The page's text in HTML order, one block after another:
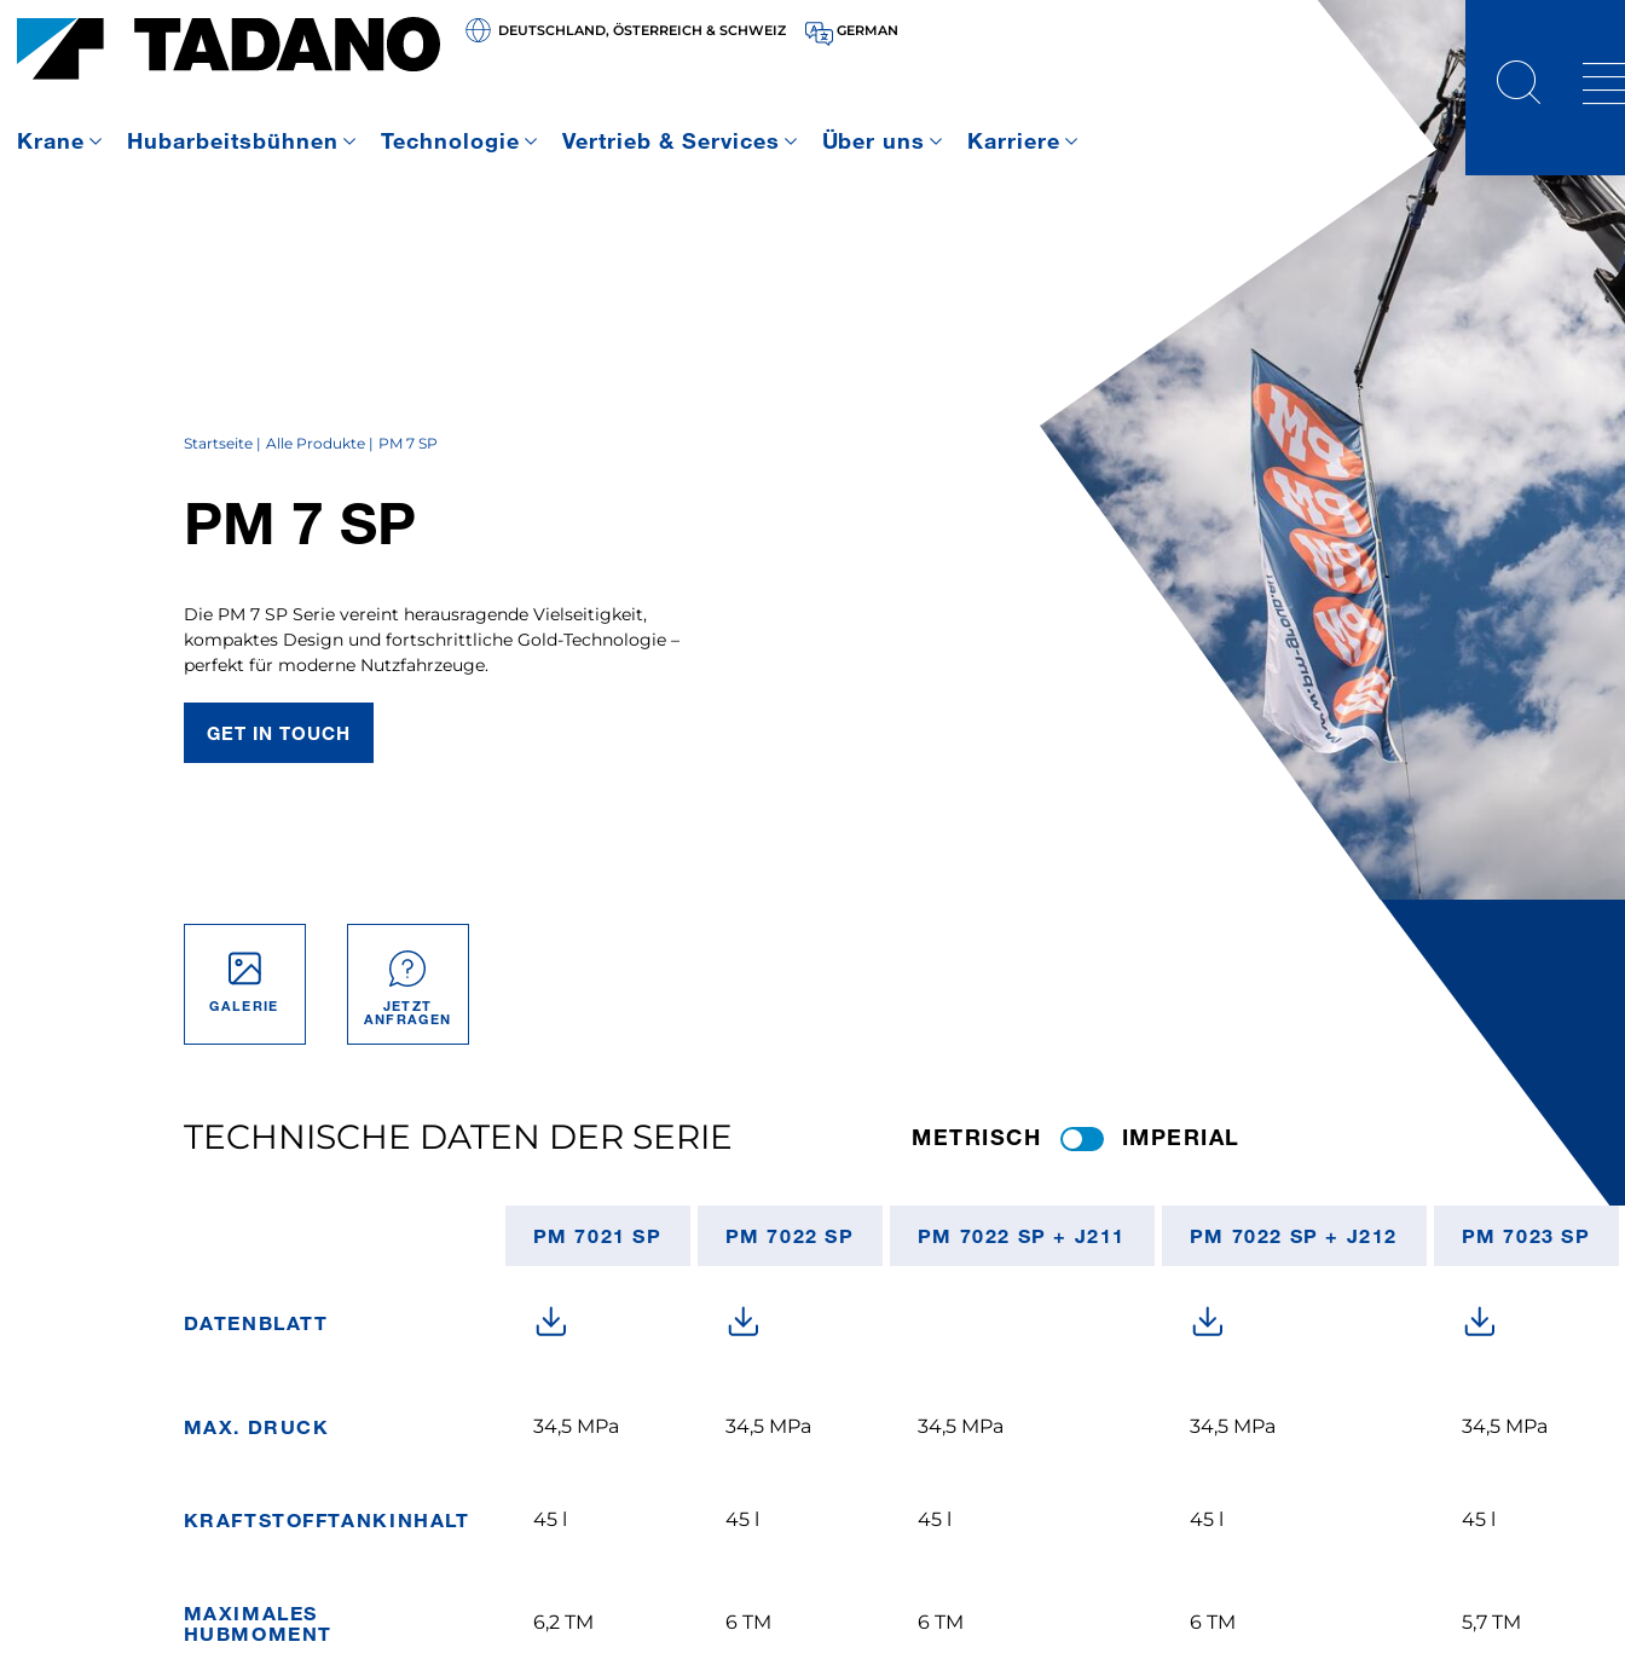
DEUTSCHLAND, ÖSTERREICH & SCHWEIZ GERMAN
Krane Hubarbeitsbühnen Technologie Vertrieb & Services Über uns Karriere
Startseite Alle Produkte PM 7 SP
PM 7 SP
Die PM 7 SP Serie vereint herausragende Vielseitigkeit,
kompaktes Design und fortschrittliche Gold-Technologie –
perfekt für moderne Nutzfahrzeuge.
GET IN TOUCH
GALERIE JETZT
ANFRAGEN
TECHNISCHE DATEN DER SERIE METRISCH IMPERIAL
PM 7021 SP PM 7022 SP PM 7022 SP + J211 PM 7022 SP + J212 PM 7023 SP
DATENBLATT
MAX. DRUCK 34,5 MPa 34,5 MPa 34,5 MPa 34,5 MPa 34,5 MPa
KRAFTSTOFFTANKINHALT 45 l 45 l 45 l 45 l 45 l
MAXIMALES
HUBMOMENT
6,2 TM 6 TM 6 TM 6 TM 5,7 TM